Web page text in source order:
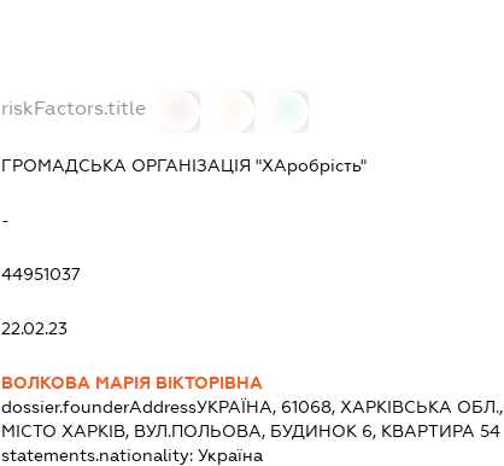
riskFactors.title
ГРОМАДСЬКА ОРГАНІЗАЦІЯ "ХАробрість"
-
44951037
22.02.23
ВОЛКОВА МАРІЯ ВІКТОРІВНА
dossier.founderAddressУКРАЇНА, 61068, ХАРКІВСЬКА ОБЛ.,
МІСТО ХАРКІВ, ВУЛ.ПОЛЬОВА, БУДИНОК 6, КВАРТИРА 54
statements.nationality: Україна